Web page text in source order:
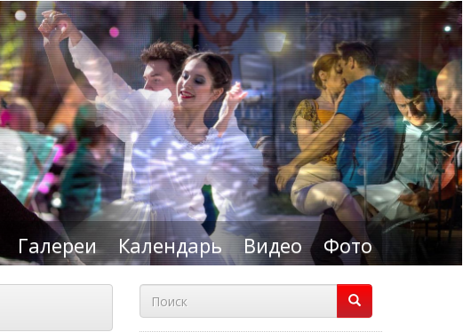
Галереи Календарь Видео Фото
Форма